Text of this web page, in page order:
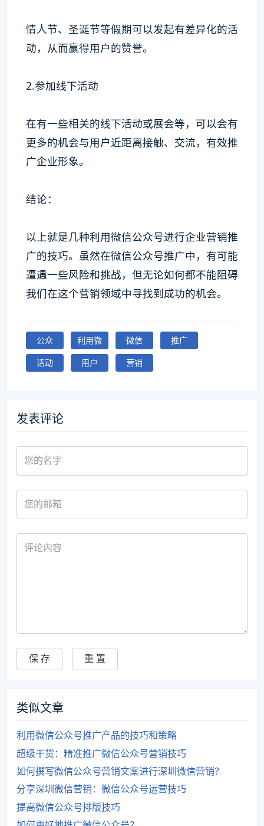
情人节、圣诞节等假期可以发起有差异化的活
动，从而赢得用户的赞誉。
2.参加线下活动
在有一些相关的线下活动或展会等，可以会有
更多的机会与用户近距离接触、交流，有效推
广企业形象。
结论：
以上就是几种利用微信公众号进行企业营销推
广的技巧。虽然在微信公众号推广中，有可能
遭遇一些风险和挑战，但无论如何都不能阻碍
我们在这个营销领域中寻找到成功的机会。
公众 利用微 微信
推广
活动
用户 营销
发表评论
类似文章
利用微信公众号推广产品的技巧和策略
超级干货：精准推广微信公众号营销技巧
如何撰写微信公众号营销文案进行深圳微信营销？
分享深圳微信营销：微信公众号运营技巧
提高微信公众号排版技巧